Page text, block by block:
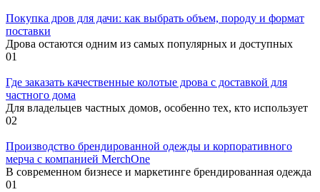
Покупка дров для дачи: как выбрать объем, породу и формат
поставки
Дрова остаются одним из самых популярных и доступных
01
Где заказать качественные колотые дрова с доставкой для
частного дома
Для владельцев частных домов, особенно тех, кто использует
02
Производство брендированной одежды и корпоративного
мерча с компанией MerchOne
В современном бизнесе и маркетинге брендированная одежда
01